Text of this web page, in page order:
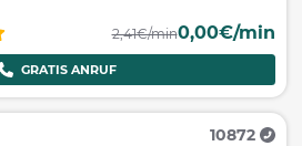
2,41€/min0,00€/min
GRATIS ANRUF
10872